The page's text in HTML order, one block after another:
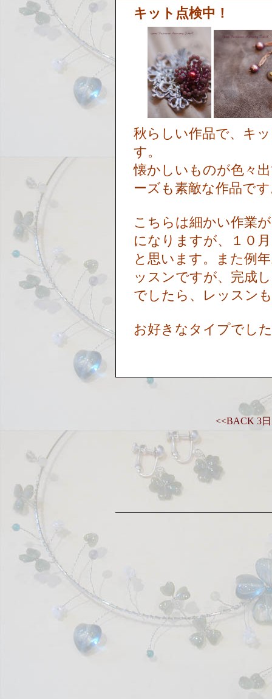
キット点検中！
秋らしい作品で、キ
す。
懐かしいものが色々
ーズも素敵な作品で
こちらは細かい作業
になりますが、１０
と思います。また例
ッスンですが、完成
でしたら、レッスン
お好きなタイプでし
<<BACK 3